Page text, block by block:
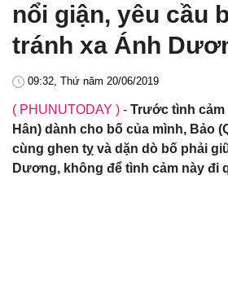
nổi giận, yêu cầu
tránh xa Ánh
09:32, Thứ năm 20/06/2019
( PHUNUTODAY ) - Trước tình
Hân) dành cho bố của mình, Bảo
cùng ghen tỵ và dặn dò bố phải
Dương, không để tình cảm này đi